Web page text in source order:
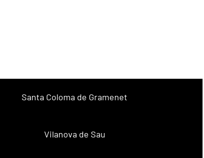
Santa Coloma de Gramenet
Vilanova de Sau